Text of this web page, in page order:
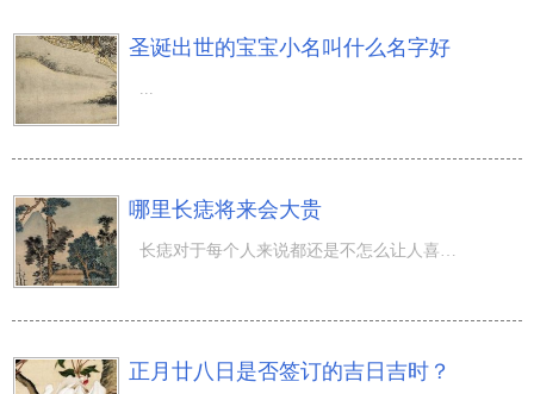
圣诞出世的宝宝小名叫什么名字好
哪里长痣将来会大贵
正月廿八日是否签订的吉日吉时？